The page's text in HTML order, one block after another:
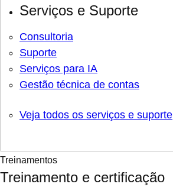
Serviços e Suporte
Consultoria
Suporte
Serviços para IA
Gestão técnica de contas
Veja todos os serviços e suporte
Treinamentos
Treinamento e certificação